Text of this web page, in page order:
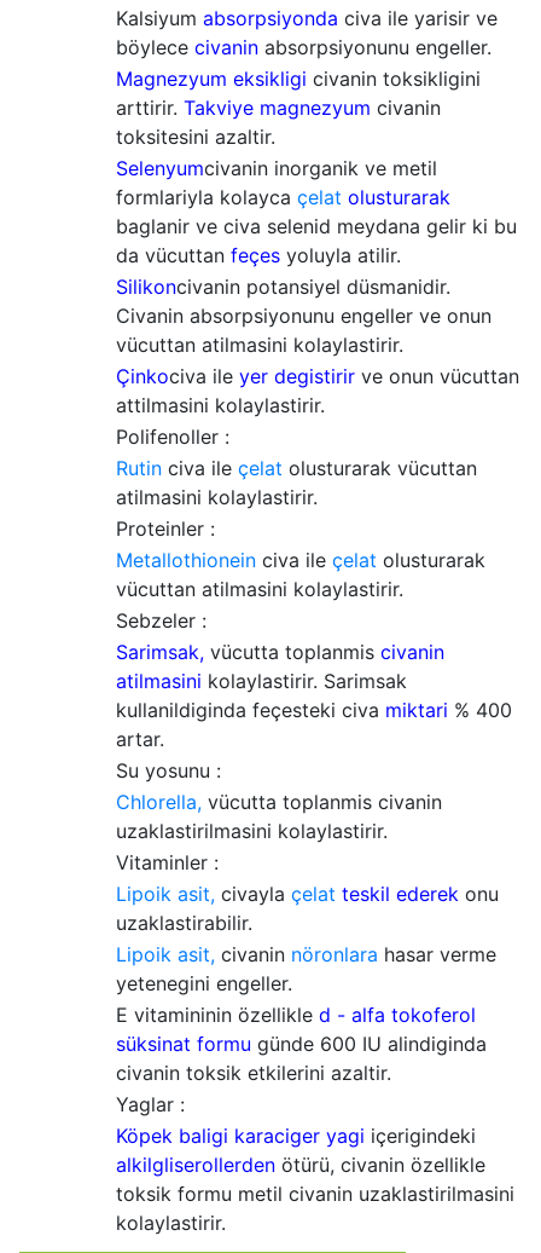
Kalsiyum absorpsiyonda civa ile yarisir ve
böylece civanin absorpsiyonunu engeller.
Magnezyum eksikligi civanin toksikligini
arttirir. Takviye magnezyum civanin
toksitesini azaltir.
Selenyumcivanin inorganik ve metil
formlariyla kolayca çelat olusturarak
baglanir ve civa selenid meydana gelir ki bu
da vücuttan feçes yoluyla atilir.
Silikoncivanin potansiyel düsmanidir.
Civanin absorpsiyonunu engeller ve onun
vücuttan atilmasini kolaylastirir.
Çinkociva ile yer degistirir ve onun vücuttan
attilmasini kolaylastirir.
Polifenoller :
Rutin civa ile çelat olusturarak vücuttan
atilmasini kolaylastirir.
Proteinler :
Metallothionein civa ile çelat olusturarak
vücuttan atilmasini kolaylastirir.
Sebzeler :
Sarimsak, vücutta toplanmis civanin
atilmasini kolaylastirir. Sarimsak
kullanildiginda feçesteki civa miktari % 400
artar.
Su yosunu :
Chlorella, vücutta toplanmis civanin
uzaklastirilmasini kolaylastirir.
Vitaminler :
Lipoik asit, civayla çelat teskil ederek onu
uzaklastirabilir.
Lipoik asit, civanin nöronlara hasar verme
yetenegini engeller.
E vitamininin özellikle d - alfa tokoferol
süksinat formu günde 600 IU alindiginda
civanin toksik etkilerini azaltir.
Yaglar :
Köpek baligi karaciger yagi içerigindeki
alkilgliserollerden ötürü, civanin özellikle
toksik formu metil civanin uzaklastirilmasini
kolaylastirir.